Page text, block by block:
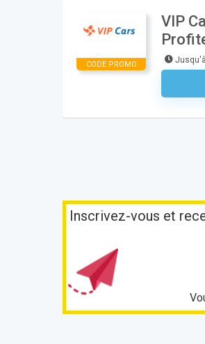
CODE PROMO
VIP
Inscrivez-vous et